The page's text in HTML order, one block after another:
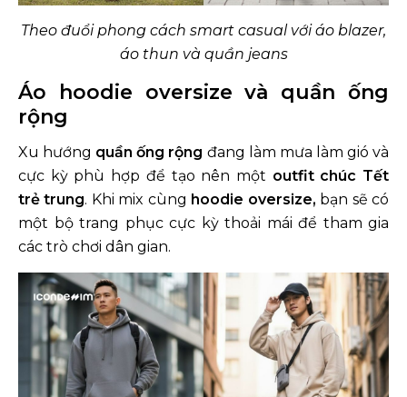
Theo đuổi phong cách smart casual với áo blazer,
áo thun và quần jeans
Áo hoodie oversize và quần ống
rộng
Xu hướng quần ống rộng đang làm mưa làm gió và
cực kỳ phù hợp để tạo nên một outfit chúc Tết
trẻ trung. Khi mix cùng hoodie oversize, bạn sẽ có
một bộ trang phục cực kỳ thoải mái để tham gia
các trò chơi dân gian.